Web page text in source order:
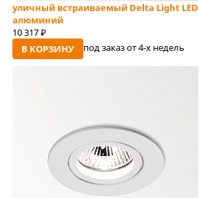
уличный встраиваемый Delta Light LEDS
алюминий
10 317 руб
В КОРЗИНУ под заказ от 4-x недель